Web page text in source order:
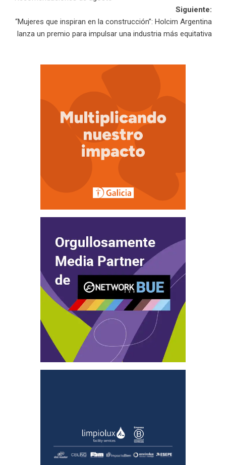
entradas
Siguiente:
“Mujeres que inspiran en la construcción”: Holcim Argentina
lanza un premio para impulsar una industria más equitativa